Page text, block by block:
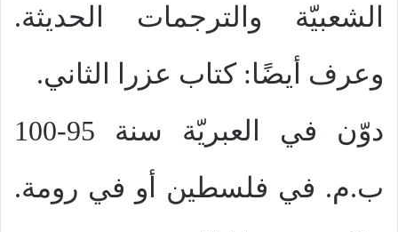
الشعبيّة والترجمات الحديثة.
وعرف أيضًا: كتاب عزرا الثاني.
دوّن في العبريّة سنة 95-100
ب.م. في فلسطين أو في رومة.